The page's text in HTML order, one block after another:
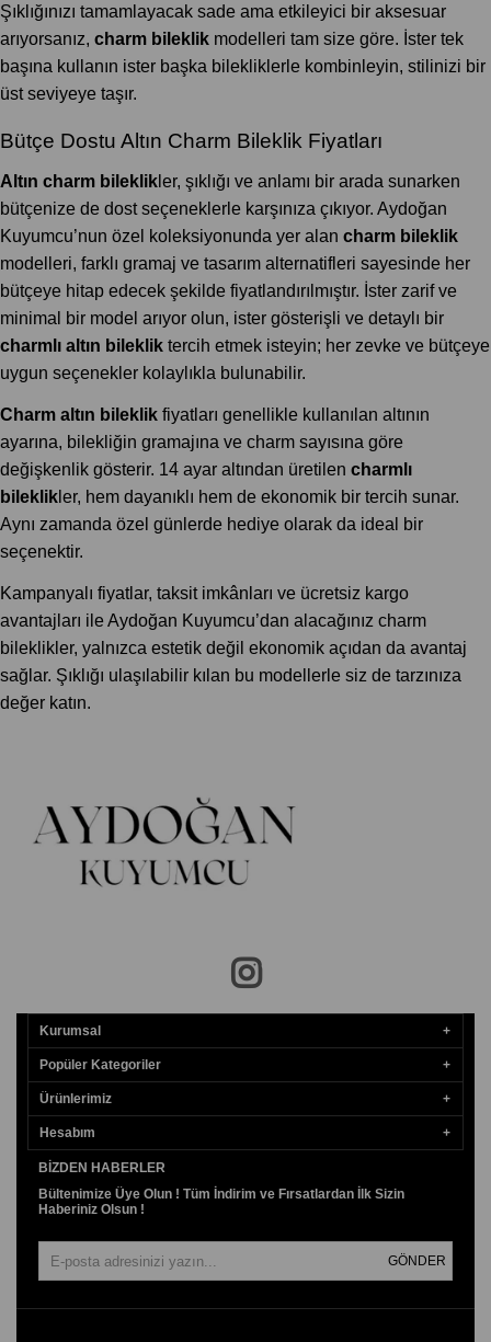
Şıklığınızı tamamlayacak sade ama etkileyici bir aksesuar
arıyorsanız, charm bileklik modelleri tam size göre. İster tek
başına kullanın ister başka bilekliklerle kombinleyin, stilinizi bir
üst seviyeye taşır.
Bütçe Dostu Altın Charm Bileklik Fiyatları
Altın charm bileklik ler, şıklığı ve anlamı bir arada sunarken
bütçenize de dost seçeneklerle karşınıza çıkıyor. Aydoğan
Kuyumcu’nun özel koleksiyonunda yer alan charm bileklik
modelleri, farklı gramaj ve tasarım alternatifleri sayesinde her
bütçeye hitap edecek şekilde fiyatlandırılmıştır. İster zarif ve
minimal bir model arıyor olun, ister gösterişli ve detaylı bir
charmlı altın bileklik tercih etmek isteyin; her zevke ve bütçeye
uygun seçenekler kolaylıkla bulunabilir.
Charm altın bileklik fiyatları genellikle kullanılan altının
ayarına, bilekliğin gramajına ve charm sayısına göre
değişkenlik gösterir. 14 ayar altından üretilen charmlı
bileklik ler, hem dayanıklı hem de ekonomik bir tercih sunar.
Aynı zamanda özel günlerde hediye olarak da ideal bir
seçenektir.
Kampanyalı fiyatlar, taksit imkânları ve ücretsiz kargo
avantajları ile Aydoğan Kuyumcu’dan alacağınız charm
bileklikler, yalnızca estetik değil ekonomik açıdan da avantaj
sağlar. Şıklığı ulaşılabilir kılan bu modellerle siz de tarzınıza
değer katın.
Kurumsal
Popüler Kategoriler
Ürünlerimiz
Hesabım
BIZDEN HABERLER
Bültenimize Üye Olun ! Tüm İndirim ve Fırsatlardan İlk Sizin
Haberiniz Olsun !
GÖNDER